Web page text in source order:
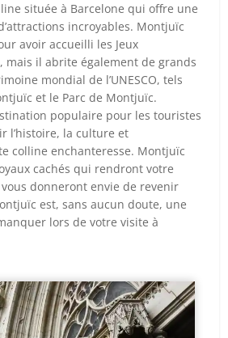
située à Barcelone qui offre une
incroyables. Montjuïc
avoir accueilli les Jeux
mais il abrite également de grands
mondial de l’UNESCO, tels
et le Parc de Montjuïc.
populaire pour les touristes
l’histoire, la culture et
colline enchanteresse. Montjuïc
cachés qui rendront votre
donneront envie de revenir
est, sans aucun doute, une
lors de votre visite à